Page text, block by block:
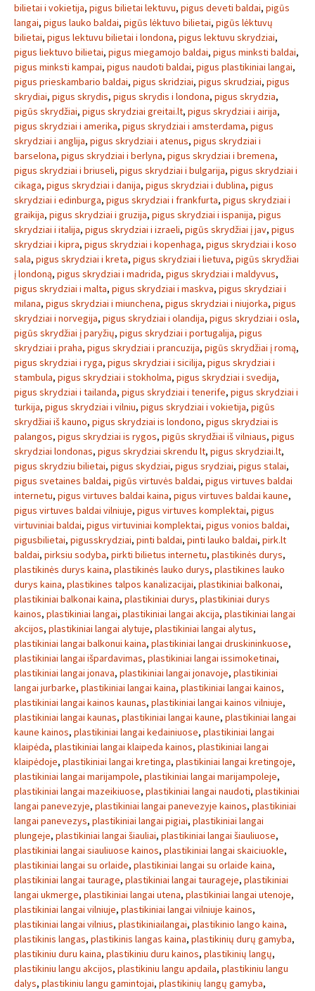
bilietai i vokietija, pigus bilietai lektuvu, pigus deveti baldai, pigūs
langai, pigus lauko baldai, pigūs lėktuvo bilietai, pigūs lėktuvų
bilietai, pigus lektuvu bilietai i londona, pigus lektuvu skrydziai,
pigus liektuvo bilietai, pigus miegamojo baldai, pigus minksti baldai,
pigus minksti kampai, pigus naudoti baldai, pigus plastikiniai langai,
pigus prieskambario baldai, pigus skridziai, pigus skrudziai, pigus
skrydiai, pigus skrydis, pigus skrydis i londona, pigus skrydzia,
pigūs skrydžiai, pigus skrydziai greitai.lt, pigus skrydziai i airija,
pigus skrydziai i amerika, pigus skrydziai i amsterdama, pigus
skrydziai i anglija, pigus skrydziai i atenus, pigus skrydziai i
barselona, pigus skrydziai i berlyna, pigus skrydziai i bremena,
pigus skrydziai i briuseli, pigus skrydziai i bulgarija, pigus skrydziai i
cikaga, pigus skrydziai i danija, pigus skrydziai i dublina, pigus
skrydziai i edinburga, pigus skrydziai i frankfurta, pigus skrydziai i
graikija, pigus skrydziai i gruzija, pigus skrydziai i ispanija, pigus
skrydziai i italija, pigus skrydziai i izraeli, pigūs skrydžiai į jav, pigus
skrydziai i kipra, pigus skrydziai i kopenhaga, pigus skrydziai i koso
sala, pigus skrydziai i kreta, pigus skrydziai i lietuva, pigūs skrydžiai
į londoną, pigus skrydziai i madrida, pigus skrydziai i maldyvus,
pigus skrydziai i malta, pigus skrydziai i maskva, pigus skrydziai i
milana, pigus skrydziai i miunchena, pigus skrydziai i niujorka, pigus
skrydziai i norvegija, pigus skrydziai i olandija, pigus skrydziai i osla,
pigūs skrydžiai į paryžių, pigus skrydziai i portugalija, pigus
skrydziai i praha, pigus skrydziai i prancuzija, pigūs skrydžiai į romą,
pigus skrydziai i ryga, pigus skrydziai i sicilija, pigus skrydziai i
stambula, pigus skrydziai i stokholma, pigus skrydziai i svedija,
pigus skrydziai i tailanda, pigus skrydziai i tenerife, pigus skrydziai i
turkija, pigus skrydziai i vilniu, pigus skrydziai i vokietija, pigūs
skrydžiai iš kauno, pigus skrydziai is londono, pigus skrydziai is
palangos, pigus skrydziai is rygos, pigūs skrydžiai iš vilniaus, pigus
skrydziai londonas, pigus skrydziai skrendu lt, pigus skrydziai.lt,
pigus skrydziu bilietai, pigus skydziai, pigus srydziai, pigus stalai,
pigus svetaines baldai, pigūs virtuvės baldai, pigus virtuves baldai
internetu, pigus virtuves baldai kaina, pigus virtuves baldai kaune,
pigus virtuves baldai vilniuje, pigus virtuves komplektai, pigus
virtuviniai baldai, pigus virtuviniai komplektai, pigus vonios baldai,
pigusbilietai, pigusskrydziai, pinti baldai, pinti lauko baldai, pirk.lt
baldai, pirksiu sodyba, pirkti bilietus internetu, plastikinės durys,
plastikinės durys kaina, plastikinės lauko durys, plastikines lauko
durys kaina, plastikines talpos kanalizacijai, plastikiniai balkonai,
plastikiniai balkonai kaina, plastikiniai durys, plastikiniai durys
kainos, plastikiniai langai, plastikiniai langai akcija, plastikiniai langai
akcijos, plastikiniai langai alytuje, plastikiniai langai alytus,
plastikiniai langai balkonui kaina, plastikiniai langai druskininkuose,
plastikiniai langai išpardavimas, plastikiniai langai issimoketinai,
plastikiniai langai jonava, plastikiniai langai jonavoje, plastikiniai
langai jurbarke, plastikiniai langai kaina, plastikiniai langai kainos,
plastikiniai langai kainos kaunas, plastikiniai langai kainos vilniuje,
plastikiniai langai kaunas, plastikiniai langai kaune, plastikiniai langai
kaune kainos, plastikiniai langai kedainiuose, plastikiniai langai
klaipėda, plastikiniai langai klaipeda kainos, plastikiniai langai
klaipėdoje, plastikiniai langai kretinga, plastikiniai langai kretingoje,
plastikiniai langai marijampole, plastikiniai langai marijampoleje,
plastikiniai langai mazeikiuose, plastikiniai langai naudoti, plastikiniai
langai panevezyje, plastikiniai langai panevezyje kainos, plastikiniai
langai panevezys, plastikiniai langai pigiai, plastikiniai langai
plungeje, plastikiniai langai šiauliai, plastikiniai langai šiauliuose,
plastikiniai langai siauliuose kainos, plastikiniai langai skaiciuokle,
plastikiniai langai su orlaide, plastikiniai langai su orlaide kaina,
plastikiniai langai taurage, plastikiniai langai taurageje, plastikiniai
langai ukmerge, plastikiniai langai utena, plastikiniai langai utenoje,
plastikiniai langai vilniuje, plastikiniai langai vilniuje kainos,
plastikiniai langai vilnius, plastikiniailangai, plastikinio lango kaina,
plastikinis langas, plastikinis langas kaina, plastikinių durų gamyba,
plastikiniu duru kaina, plastikiniu duru kainos, plastikinių langų,
plastikiniu langu akcijos, plastikiniu langu apdaila, plastikiniu langu
dalys, plastikiniu langu gamintojai, plastikinių langų gamyba,